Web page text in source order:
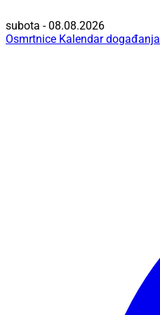
subota - 08.08.2026
Osmrtnice Kalendar događanja